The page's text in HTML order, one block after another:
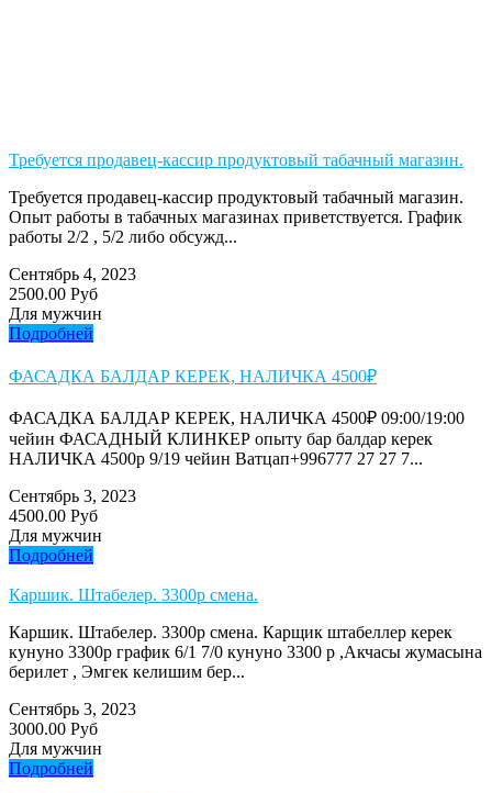
Требуется продавец-кассир продуктовый табачный магазин.
Требуется продавец-кассир продуктовый табачный магазин.
Опыт работы в табачных магазинах приветствуется. График
работы 2/2 , 5/2 либо обсужд...
Сентябрь 4, 2023
2500.00 Руб
Для мужчин
Подробней
ФАСАДКА БАЛДАР КЕРЕК, НАЛИЧКА 4500₽
ФАСАДКА БАЛДАР КЕРЕК, НАЛИЧКА 4500₽ 09:00/19:00
чейин ФАСАДНЫЙ КЛИНКЕР опыту бар балдар керек
НАЛИЧКА 4500р 9/19 чейин Ватцап+996777 27 27 7...
Сентябрь 3, 2023
4500.00 Руб
Для мужчин
Подробней
Каршик. Штабелер. 3300р смена.
Каршик. Штабелер. 3300р смена. Карщик штабеллер керек
кунуно 3300р график 6/1 7/0 кунуно 3300 р ,Акчасы жумасына
берилет , Эмгек келишим бер...
Сентябрь 3, 2023
3000.00 Руб
Для мужчин
Подробней